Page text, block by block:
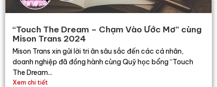
“Touch The Dream – Chạm Vào Ước Mơ” cùng
Mison Trans 2024
Mison Trans xin gửi lời tri ân sâu sắc đến các cá nhân,
doanh nghiệp đã đồng hành cùng Quỹ học bổng “Touch
The Dream...
Xem chi tiết